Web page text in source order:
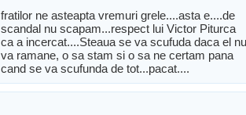
fratilor ne asteapta vremuri grele....asta e....de
scandal nu scapam...respect lui Victor Piturca
ca a incercat....Steaua se va scufuda daca el nu
va ramane, o sa stam si o sa ne certam pana
cand se va scufunda de tot...pacat....